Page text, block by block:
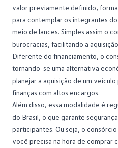
valor previamente definido,
para contemplar os integrantes
meio de lances. Simples assim o
burocracias, facilitando a
Diferente do financiamento, o
tornando-se uma alternativa
planejar a aquisição de um
finanças com altos encargos.
Além disso, essa modalidade é
do Brasil, o que garante
participantes. Ou seja, o
você precisa na hora de comprar